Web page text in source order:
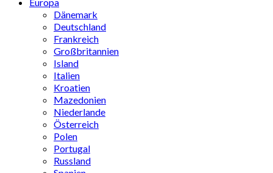
Dänemark
Deutschland
Frankreich
Großbritannien
Island
Italien
Kroatien
Mazedonien
Niederlande
Österreich
Polen
Portugal
Russland